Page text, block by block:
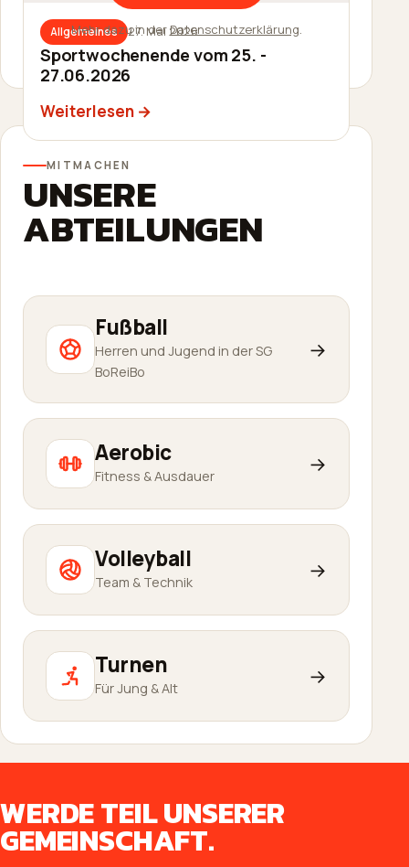
Allgemeines 27. Mai 2026
Sommerfest am 20.06.2026
Allgemeines 27. Mai 2026
Sportwochenende vom 25. -
27.06.2026
Weiterlesen
Mehr dazu in derDatenschutzerklärung.
MITMACHEN
UNSERE
ABTEILUNGEN
Fußball
Herren und Jugend in der SG
BoReiBo
→
Aerobic
Fitness & Ausdauer →
Volleyball
Team & Technik →
Turnen
Für Jung & Alt →
WERDE TEIL UNSERER
GEMEINSCHAFT.